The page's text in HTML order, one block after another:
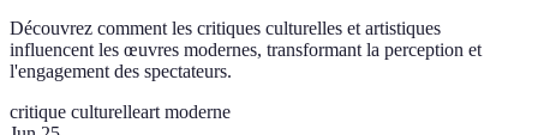
Découvrez comment les critiques culturelles et artistiques
influencent les œuvres modernes, transformant la perception et
l'engagement des spectateurs.
critique culturelleart moderne